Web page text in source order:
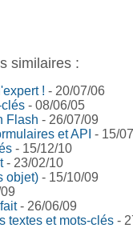
similaires :
! - 20/07/06
- 08/06/05
Flash - 26/07/09
et API - 15/
- 15/12/10
- 23/02/10
objet) - 15/10/09
- 26/06/09
textes et mots-clés -